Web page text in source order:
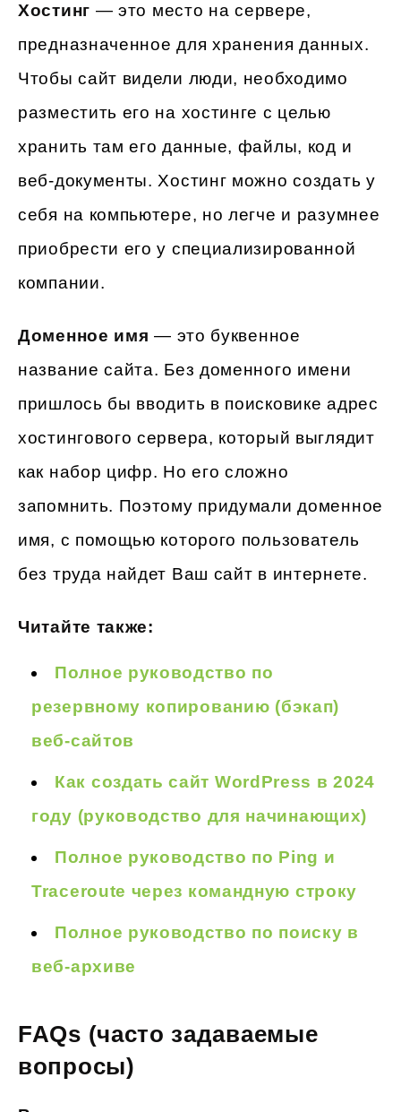
Хостинг — это место на сервере,
предназначенное для хранения данных.
Чтобы сайт видели люди, необходимо
разместить его на хостинге с целью
хранить там его данные, файлы, код и
веб-документы. Хостинг можно создать у
себя на компьютере, но легче и разумнее
приобрести его у специализированной
компании.
Доменное имя — это буквенное
название сайта. Без доменного имени
пришлось бы вводить в поисковике адрес
хостингового сервера, который выглядит
как набор цифр. Но его сложно
запомнить. Поэтому придумали доменное
имя, с помощью которого пользователь
без труда найдет Ваш сайт в интернете.
Читайте также:
Полное руководство по
резервному копированию (бэкап)
веб-сайтов
Как создать сайт WordPress в 2024
году (руководство для начинающих)
Полное руководство по Ping и
Traceroute через командную строку
Полное руководство по поиску в
веб-архиве
FAQs (часто задаваемые
вопросы)